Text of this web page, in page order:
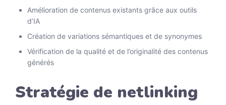
Amélioration de contenus existants grâce aux outils
d’IA
Création de variations sémantiques et de synonymes
Vérification de la qualité et de l’originalité des contenus
générés
Stratégie de netlinking